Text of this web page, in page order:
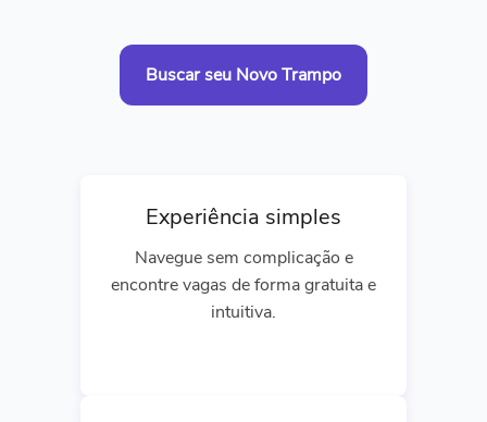
Buscar seu Novo Trampo
Experiência simples
Navegue sem complicação e
encontre vagas de forma gratuita e
intuitiva.